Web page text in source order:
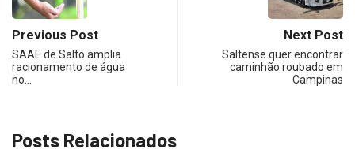
Previous Post
SAAE de Salto amplia
racionamento de água
no…
Next Post
Saltense quer encontrar
caminhão roubado em
Campinas
Posts Relacionados